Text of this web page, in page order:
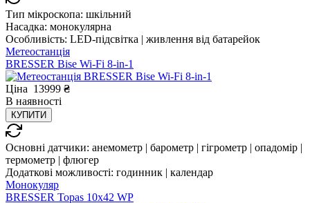
Тип мікроскопа: шкільний
Насадка: монокулярна
Особливість: LED-підсвітка | живлення від батарейок
Метеостанція
BRESSER Bise Wi-Fi 8-in-1
Ціна 13999 ₴
В наявності
КУПИТИ
Основні датчики: анемометр | барометр | гігрометр | опадомір |
термометр | флюгер
Додаткові можливості: годинник | календар
Монокуляр
BRESSER Topas 10x42 WP